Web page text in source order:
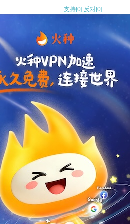
支持[0] 反对[0]
支持[0] 反对
支持
反对 [0]
支持[0] 反对[0]